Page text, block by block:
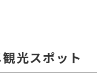
光スポット